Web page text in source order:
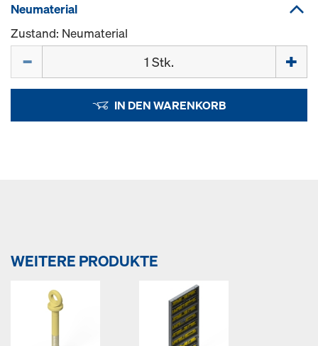
Neumaterial
Zustand: Neumaterial
IN DEN WARENKORB
WEITERE PRODUKTE